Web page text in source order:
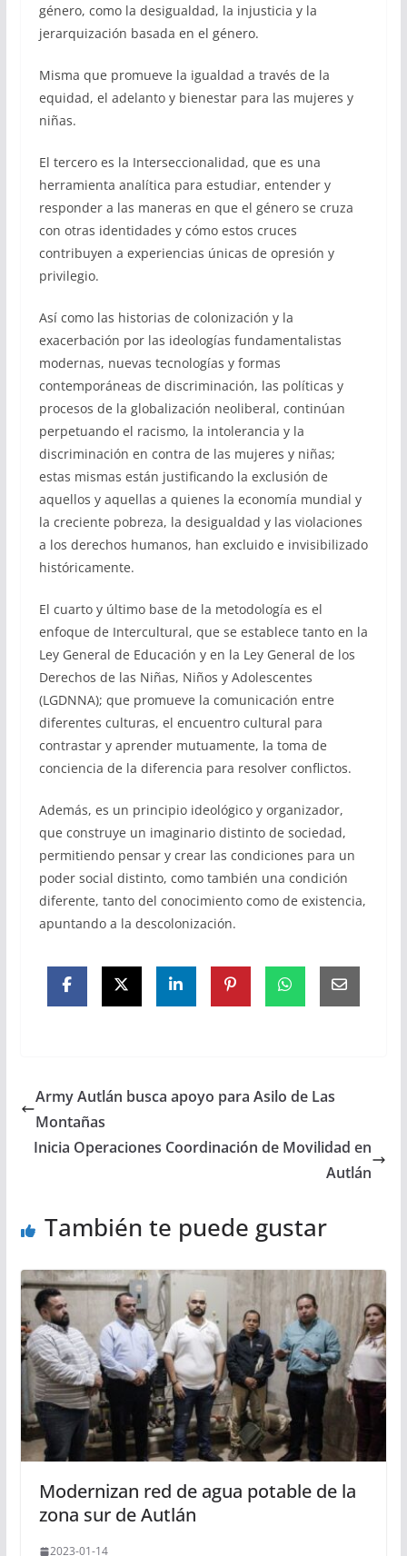
género, como la desigualdad, la injusticia y la
jerarquización basada en el género.
Misma que promueve la igualdad a través de la
equidad, el adelanto y bienestar para las mujeres y
niñas.
El tercero es la Interseccionalidad, que es una
herramienta analítica para estudiar, entender y
responder a las maneras en que el género se cruza
con otras identidades y cómo estos cruces
contribuyen a experiencias únicas de opresión y
privilegio.
Así como las historias de colonización y la
exacerbación por las ideologías fundamentalistas
modernas, nuevas tecnologías y formas
contemporáneas de discriminación, las políticas y
procesos de la globalización neoliberal, continúan
perpetuando el racismo, la intolerancia y la
discriminación en contra de las mujeres y niñas;
estas mismas están justificando la exclusión de
aquellos y aquellas a quienes la economía mundial y
la creciente pobreza, la desigualdad y las violaciones
a los derechos humanos, han excluido e invisibilizado
históricamente.
El cuarto y último base de la metodología es el
enfoque de Intercultural, que se establece tanto en la
Ley General de Educación y en la Ley General de los
Derechos de las Niñas, Niños y Adolescentes
(LGDNNA); que promueve la comunicación entre
diferentes culturas, el encuentro cultural para
contrastar y aprender mutuamente, la toma de
conciencia de la diferencia para resolver conflictos.
Además, es un principio ideológico y organizador,
que construye un imaginario distinto de sociedad,
permitiendo pensar y crear las condiciones para un
poder social distinto, como también una condición
diferente, tanto del conocimiento como de existencia,
apuntando a la descolonización.
Army Autlán busca apoyo para Asilo de Las
Montañas
Inicia Operaciones Coordinación de Movilidad en
Autlán
También te puede gustar
Modernizan red de agua potable de la
zona sur de Autlán
2023-01-14